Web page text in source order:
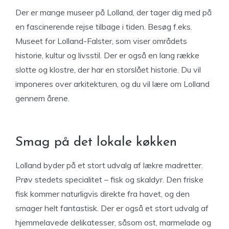
Der er mange museer på Lolland, der tager dig med på
en fascinerende rejse tilbage i tiden. Besøg f.eks.
Museet for Lolland-Falster, som viser områdets
historie, kultur og livsstil. Der er også en lang række
slotte og klostre, der har en storslået historie. Du vil
imponeres over arkitekturen, og du vil lære om Lolland
gennem årene.
Smag på det lokale køkken
Lolland byder på et stort udvalg af lækre madretter.
Prøv stedets specialitet – fisk og skaldyr. Den friske
fisk kommer naturligvis direkte fra havet, og den
smager helt fantastisk. Der er også et stort udvalg af
hjemmelavede delikatesser, såsom ost, marmelade og